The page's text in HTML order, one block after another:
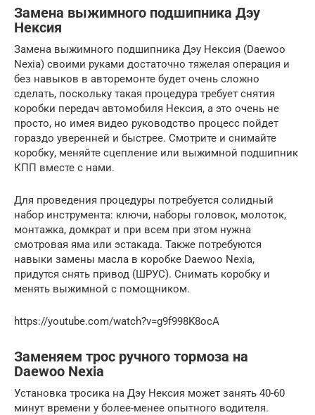
Замена выжимного подшипника Дэу
Нексия
Замена выжимного подшипника Дэу Нексия (Daewoo
Nexia) своими руками достаточно тяжелая операция и
без навыков в авторемонте будет очень сложно
сделать, поскольку такая процедура требует снятия
коробки передач автомобиля Нексия, а это очень не
просто, но имея видео руководство процесс пойдет
гораздо уверенней и быстрее. Смотрите и снимайте
коробку, меняйте сцепление или выжимной подшипник
КПП вместе с нами.
Для проведения процедуры потребуется солидный
набор инструмента: ключи, наборы головок, молоток,
монтажка, домкрат и при всем при этом нужна
смотровая яма или эстакада. Также потребуются
навыки замены масла в коробке Daewoo Nexia,
придутся снять привод (ШРУС). Снимать коробку и
менять выжимной с помощником.
https://youtube.com/watch?v=g9f998K8ocA
Заменяем трос ручного тормоза на
Daewoo Nexia
Установка тросика на Дэу Нексия может занять 40-60
минут времени у более-менее опытного водителя.